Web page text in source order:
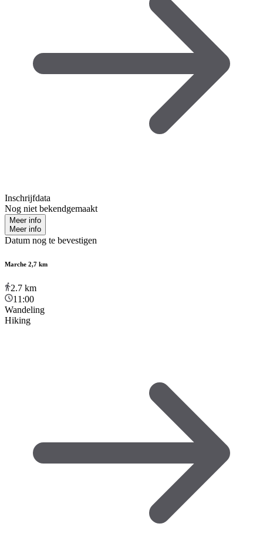
Inschrijfdata
Nog niet bekendgemaakt
Meer info
Meer info
Datum nog te bevestigen
Marche 2,7 km
2.7 km
11:00
Wandeling
Hiking